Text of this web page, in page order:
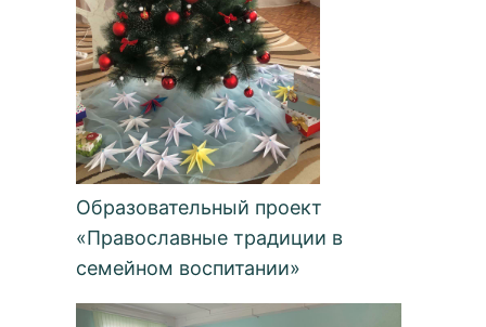
Образовательный проект
«Православные традиции в
семейном воспитании»